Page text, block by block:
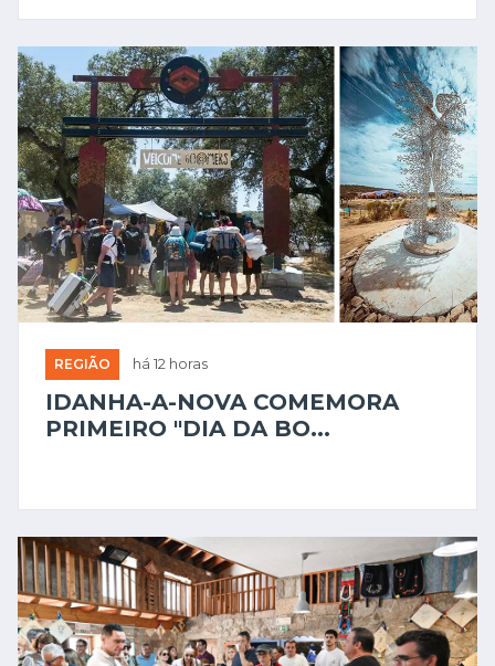
REGIÃO há 12 horas
IDANHA-A-NOVA COMEMORA
PRIMEIRO "DIA DA BO...